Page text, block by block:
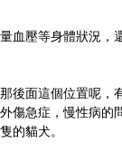
血壓等身體狀況，
後面這個位置呢，
傷急症，慢性病的
的貓犬。